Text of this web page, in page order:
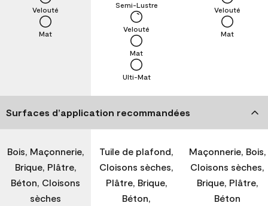
Mat
Velouté
Ulti-Mat
Mat
Velouté
Semi-Lustre
Mat
Velouté
Surfaces d’application recommandées
Bois, Maçonnerie,
Brique, Plâtre,
Béton, Cloisons
sèches
Tuile de plafond,
Cloisons sèches,
Plâtre, Brique,
Béton,
Maçonnerie, Bois,
Cloisons sèches,
Brique, Plâtre,
Béton